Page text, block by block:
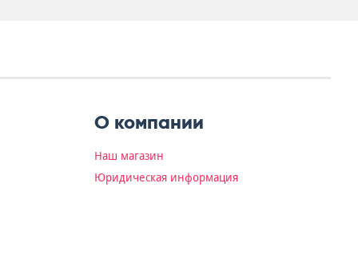
О компании
Наш магазин
Юридическая информация